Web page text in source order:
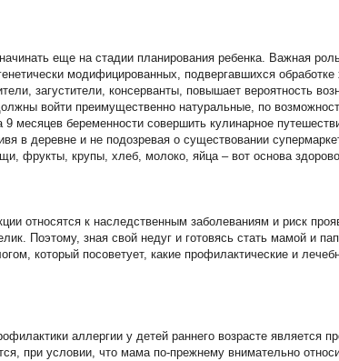
еще на стадии планирования ребенка. Важная
модифицированных, подвергавшихся
загустители, консерванты, повышает вероятность
войти преимущественно натуральные, по
9 месяцев беременности совершить кулинарное
в деревне и не подозревая о существовании
фрукты, крупы, хлеб, молоко, яйца – вот основа
относятся к наследственным заболеваниям и риск
Поэтому, зная свой недуг и готовясь стать мамой и
который посоветует, какие профилактические и
аллергии у детей раннего возрасте является
при условии, что мама по-прежнему внимательно